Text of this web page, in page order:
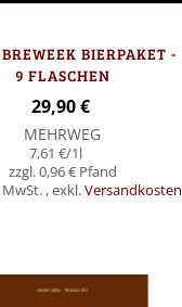
BIERPAKET -
9 FLASCHEN
29,90 €
MEHRWEG
7,61 €/1l
0,96 €
MwSt.,exkl.Versandkosten